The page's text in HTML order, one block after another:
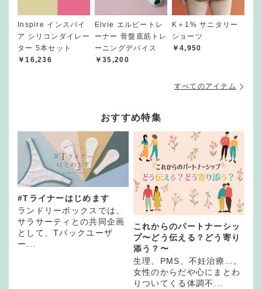
Inspire インスパイ
ア シリコンダイレー
ター 5本セット
￥16,236
Elvie エルビートレ
ーナー 骨盤底筋トレ
ーニングデバイス
￥35,200
K＋1% サニタリー
ショーツ
￥4,950
すべてのアイテム
おすすめ特集
#Tライナーはじめます
ランドリーボックスでは、
サラサーティとの共同企画
として、Tバックユーザ
ー...
これからのパートナーシッ
プ〜どう伝える？どう寄り
添う？〜
生理、PMS、不妊治療…。
女性のからだや心にまとわ
りついてくる体調不...